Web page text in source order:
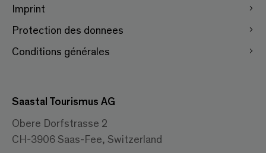
Imprint
Protection des donnees
Conditions générales
Saastal Tourismus AG
Obere Dorfstrasse 2
CH-3906 Saas-Fee, Switzerland